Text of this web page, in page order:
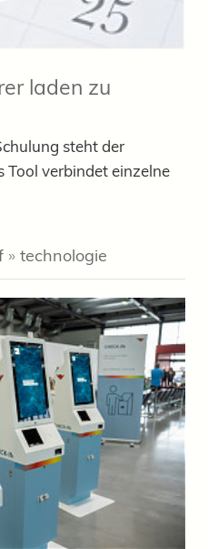
laden zu
steht der
Tool verbindet einzelne
» technologie